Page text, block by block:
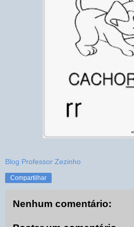
Blog Professor Zezinho
Compartilhar
Nenhum comentário: